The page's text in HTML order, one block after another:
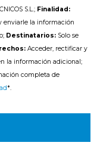
S.L.; Finalidad:
enviarle la información
Destinatarios:
Solo se
Acceder, rectificar y
la información adicional;
completa de
*.